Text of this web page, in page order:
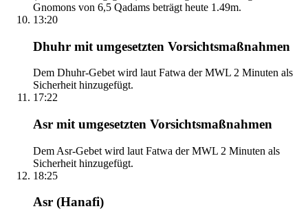
Gnomons von 6,5 Qadams beträgt heute 1.49m.
13:20
Dhuhr mit umgesetzten Vorsichtsmaßnahmen
Dem Dhuhr-Gebet wird laut Fatwa der MWL 2 Minuten als
Sicherheit hinzugefügt.
17:22
Asr mit umgesetzten Vorsichtsmaßnahmen
Dem Asr-Gebet wird laut Fatwa der MWL 2 Minuten als
Sicherheit hinzugefügt.
18:25
Asr (Hanafi)